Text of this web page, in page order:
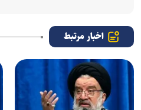
اخبار مرتبط